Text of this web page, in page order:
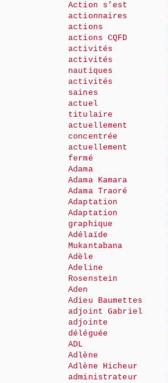
Action s’est
actionnaires
actions
actions CQFD
activités
activités
nautiques
activités
saines
actuel
titulaire
actuellement
concentrée
actuellement
fermé
Adama
Adama Kamara
Adama Traoré
Adaptation
Adaptation
graphique
Adélaïde
Mukantabana
Adèle
Adeline
Rosenstein
Aden
Adieu Baumettes
adjoint Gabriel
adjointe
déléguée
ADL
Adlène
Adlène Hicheur
administrateur